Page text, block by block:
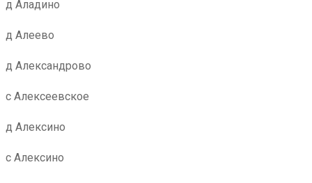
д Аладино
д Алеево
д Александрово
с Алексеевское
д Алексино
с Алексино